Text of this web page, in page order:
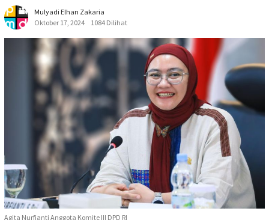
Mulyadi Elhan Zakaria
Oktober 17, 2024
1084 Dilihat
Agita Nurfianti Anggota Komite III DPD RI